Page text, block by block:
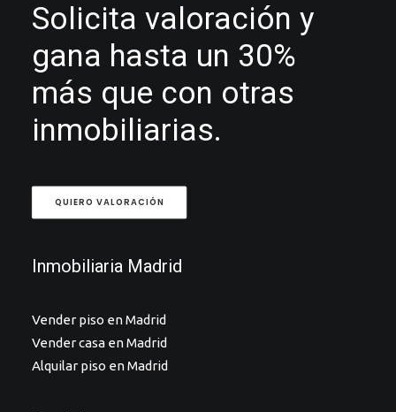
Solicita valoración y
gana hasta un 30%
más que con otras
inmobiliarias.
QUIERO VALORACIÓN
Inmobiliaria Madrid
Vender piso en Madrid
Vender casa en Madrid
Alquilar piso en Madrid